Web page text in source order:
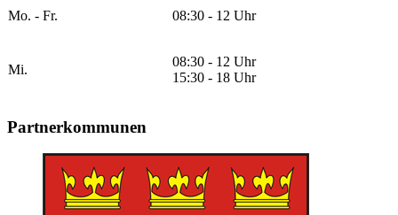
Mo. - Fr. 08:30 - 12 Uhr
Mi.
08:30 - 12 Uhr
15:30 - 18 Uhr
Partnerkommunen